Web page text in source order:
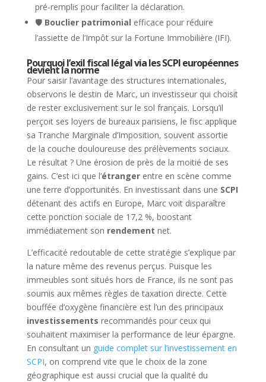
pré-remplis pour faciliter la déclaration.
🛡️ Bouclier patrimonial efficace pour réduire
l’assiette de l’Impôt sur la Fortune Immobilière (IFI).
Pourquoi l’exil fiscal légal via les SCPI européennes
devient la norme
Pour saisir l’avantage des structures internationales,
observons le destin de Marc, un investisseur qui choisit
de rester exclusivement sur le sol français. Lorsqu’il
perçoit ses loyers de bureaux parisiens, le fisc applique
sa Tranche Marginale d’Imposition, souvent assortie
de la couche douloureuse des prélèvements sociaux.
Le résultat ? Une érosion de près de la moitié de ses
gains. C’est ici que l’étrangerentre en scène comme
une terre d’opportunités. En investissant dans une SCPI
détenant des actifs en Europe, Marc voit disparaître
cette ponction sociale de 17,2 %, boostant
immédiatement son rendement net.
L’efficacité redoutable de cette stratégie s’explique par
la nature même des revenus perçus. Puisque les
immeubles sont situés hors de France, ils ne sont pas
soumis aux mêmes règles de taxation directe. Cette
bouffée d’oxygène financière est l’un des principaux
investissements recommandés pour ceux qui
souhaitent maximiser la performance de leur épargne.
En consultant un guide complet sur l’investissement en
SCPI, on comprend vite que le choix de la zone
géographique est aussi crucial que la qualité du